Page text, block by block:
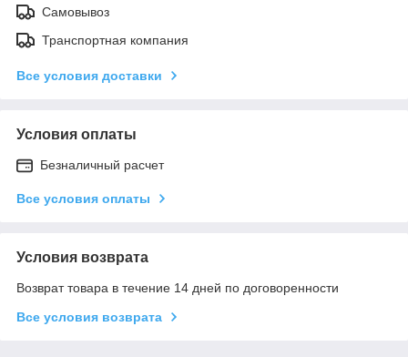
Самовывоз
Транспортная компания
Все условия доставки
Условия оплаты
Безналичный расчет
Все условия оплаты
Условия возврата
Возврат товара в течение 14 дней по договоренности
Все условия возврата